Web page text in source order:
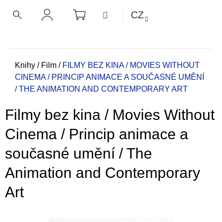
NÁKUPNÍ
KOŠÍK MENUCZ
Domů
Knihy / Film / FILMY BEZ KINA / MOVIES WITHOUT
CINEMA / PRINCIP ANIMACE A SOUČASNÉ UMĚNÍ
/ THE ANIMATION AND CONTEMPORARY ART
Filmy bez kina / Movies Without
Cinema / Princip animace a
současné umění / The
Animation and Contemporary
Art
ZPĚT
ZPĚT
o
p
o
ř
e
u
j
t